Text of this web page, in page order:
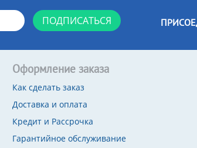
ПОДПИСАТЬСЯ
Оформление заказа
Как сделать заказ
Доставка и оплата
Кредит и Рассрочка
Гарантийное обслуживание